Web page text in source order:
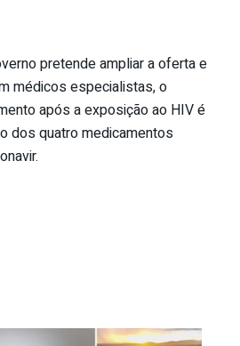
pretende ampliar a oferta e
médicos especialistas, o
após a exposição ao HIV é
dos quatro medicamentos